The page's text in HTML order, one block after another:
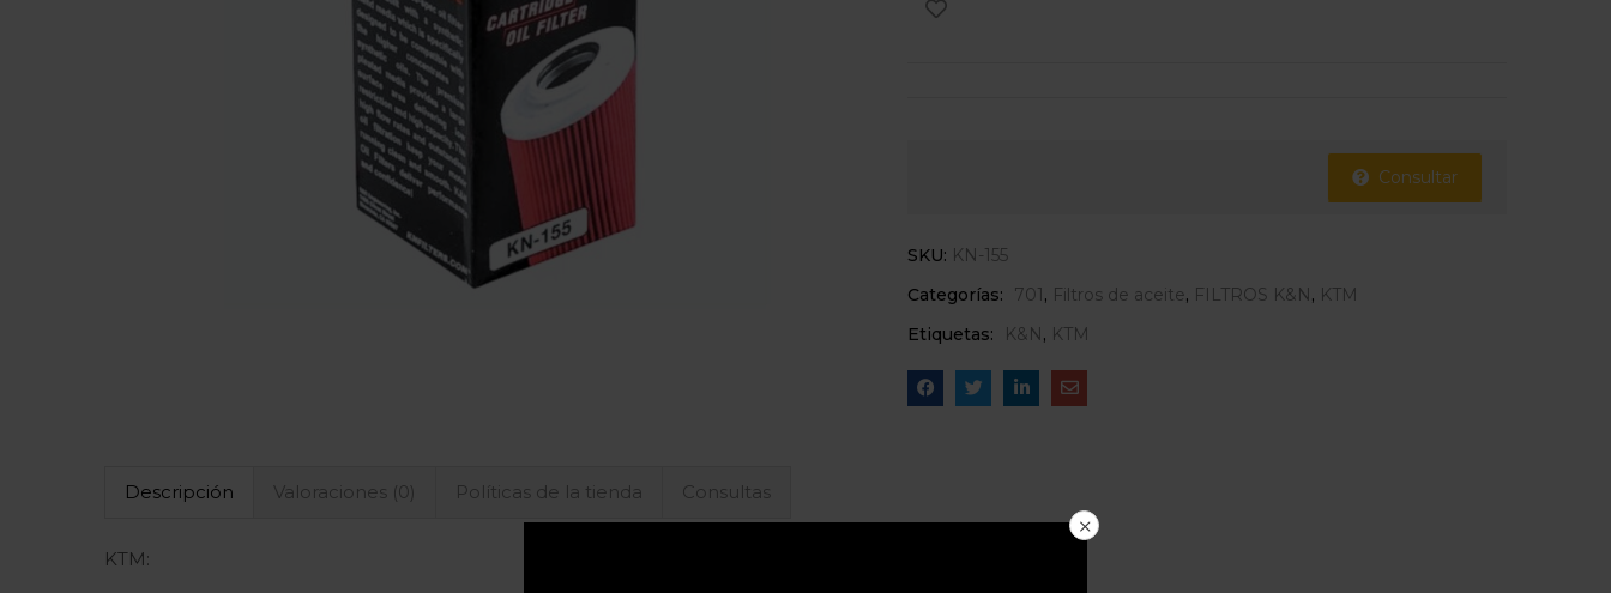
Consultar
SKU: KN-155
Categorías:
701, Filtros de aceite, FILTROS K&N, KTM
Etiquetas:
K&N, KTM
Descripción Valoraciones (0) Políticas de la tienda Consultas
KTM: